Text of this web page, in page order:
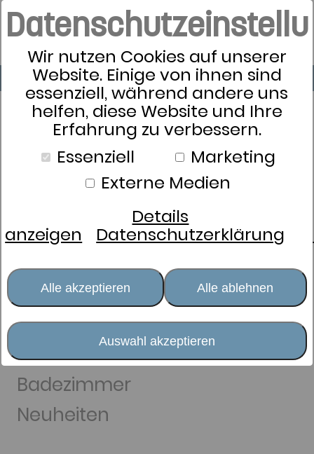
Wir nutzen Cookies auf unserer
Website. Einige von ihnen sind
essenziell, während andere uns
helfen, diese Website und Ihre
Erfahrung zu verbessern.
Essenziell
Marketing
Externe Medien
Details
anzeigen Datenschutzerklärung
Alle akzeptieren Alle ablehnen
Auswahl akzeptieren
Schlafkultur
Bettwäsche
Stützend und entlastend
Weich und kuschelig
Kissenhüllen und Schutz
dormabell Kissenhüllen
Zudecken
Schlafsysteme
Schlafaccessoires
Wohnträume
Badezimmer
Neuheiten